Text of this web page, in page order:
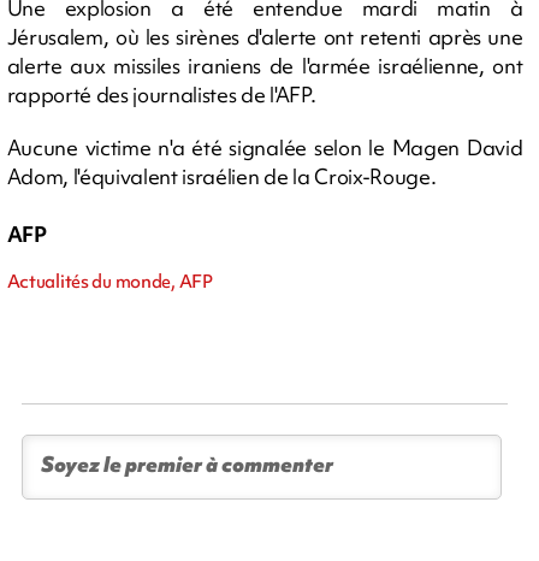
Une explosion a été entendue mardi matin à
Jérusalem, où les sirènes d'alerte ont retenti après une
alerte aux missiles iraniens de l'armée israélienne, ont
rapporté des journalistes de l'AFP.
Aucune victime n'a été signalée selon le Magen David
Adom, l'équivalent israélien de la Croix-Rouge.
AFP
Actualités du monde, AFP